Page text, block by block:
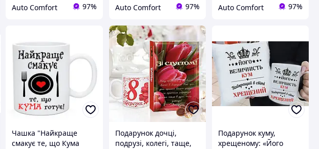
Auto Comfort 97% Auto Comfort 97% Auto Comfort 97%
Чашка "Найкраще
смакує те, що Кума
Подарунок дочці,
подрузі, колегі, таще,
Подарунок куму,
хрещеному: «Його